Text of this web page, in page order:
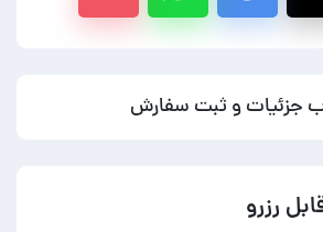
جزئیات و ثبت سفارش
رزرو